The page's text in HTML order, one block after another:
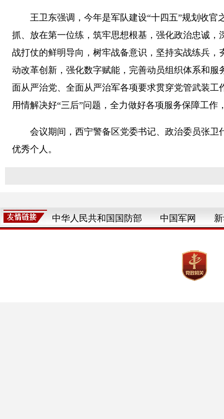
王卫东强调，今年是军队建设“十四五”规划收官
抓、放在第一位练，筑牢思想根基，强化政治忠诚
战打仗的鲜明导向，树牢战备意识，坚持实战练兵
动改革创新，强化数字赋能，完善动员组织体系和
面从严治党、全面从严治军各项要求贯穿党管武装
用情解决好“三后”问题，全力做好各项服务保障工
会议期间，西宁警备区党委书记、政治委员张卫
优秀个人。
中华人民共和国国防部 中国军网